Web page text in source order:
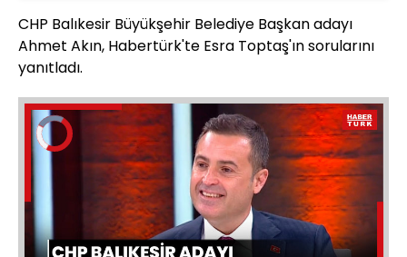
CHP Balıkesir Büyükşehir Belediye Başkan adayı
Ahmet Akın, Habertürk'te Esra Toptaş'ın sorularını
yanıtladı.
Video
Oynatıcısı